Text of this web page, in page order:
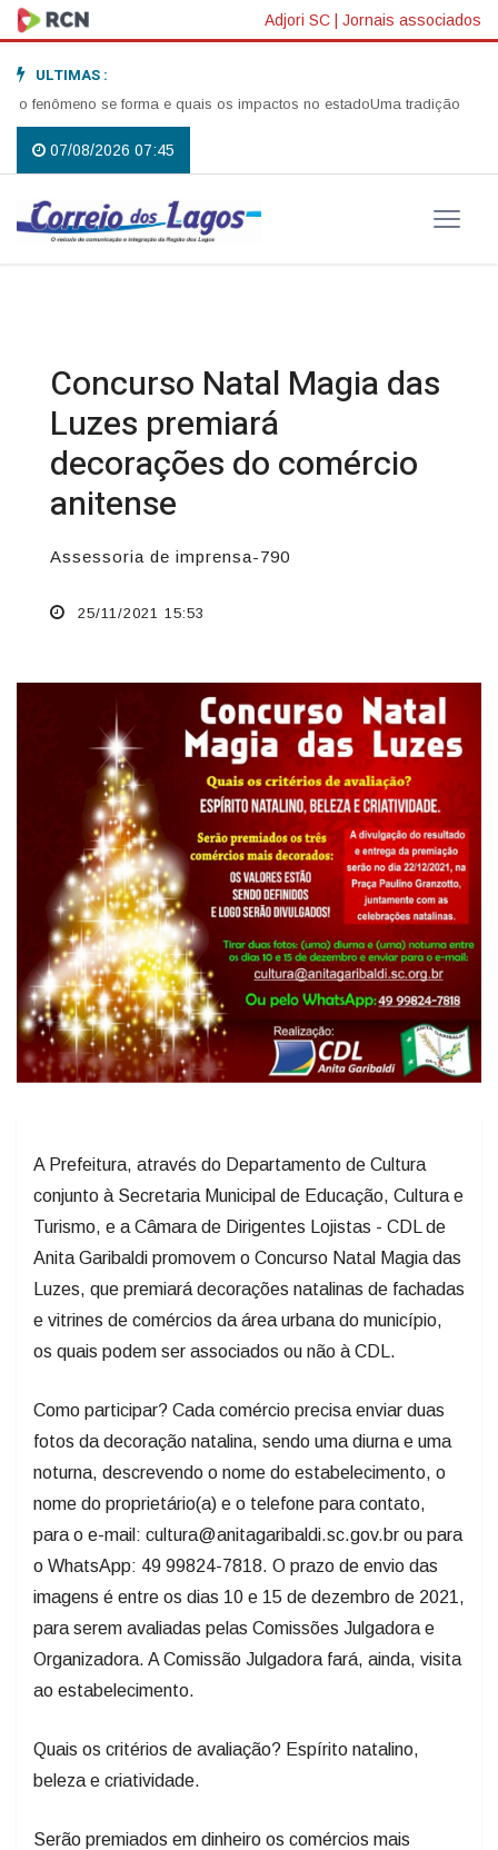
Adjori SC | Jornais associados
ULTIMAS :
se forma e quais os impactos no estadoUma tradição que
07/08/2026 07:45
Concurso Natal Magia das
Luzes premiará
decorações do comércio
anitense
Assessoria de imprensa-790
25/11/2021 15:53
A Prefeitura, através do Departamento de Cultura
conjunto à Secretaria Municipal de Educação, Cultura e
Turismo, e a Câmara de Dirigentes Lojistas - CDL de
Anita Garibaldi promovem o Concurso Natal Magia das
Luzes, que premiará decorações natalinas de fachadas
e vitrines de comércios da área urbana do município,
os quais podem ser associados ou não à CDL.
Como participar? Cada comércio precisa enviar duas
fotos da decoração natalina, sendo uma diurna e uma
noturna, descrevendo o nome do estabelecimento, o
nome do proprietário(a) e o telefone para contato,
para o e-mail: cultura@anitagaribaldi.sc.gov.br ou para
o WhatsApp: 49 99824-7818. O prazo de envio das
imagens é entre os dias 10 e 15 de dezembro de 2021,
para serem avaliadas pelas Comissões Julgadora e
Organizadora. A Comissão Julgadora fará, ainda, visita
ao estabelecimento.
Quais os critérios de avaliação? Espírito natalino,
beleza e criatividade.
Serão premiados em dinheiro os comércios mais